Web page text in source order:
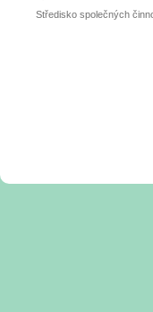
Středisko společných